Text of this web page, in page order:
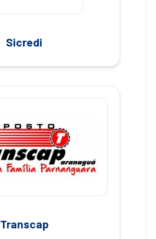
Sicredi
Transcap